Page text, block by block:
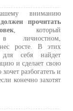
вниманию
прочитать
, который
в личностном,
росте. В этих
себя найдет
и сделает свою
разбогатеть и
конечно захотят